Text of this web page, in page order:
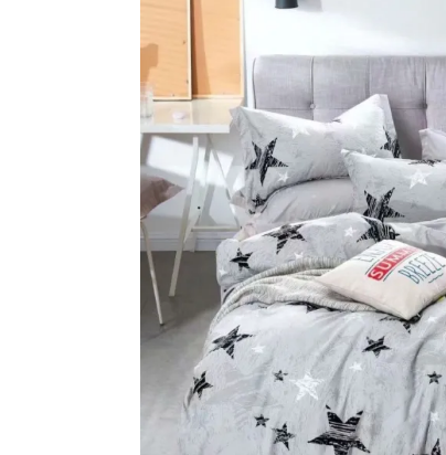
Lenjerii de pat Bumbac Poplin
Lenjerii de pat Catifea
Lenjerii de pat Damasc
Lenjerii de pat Finet + 2 Draperii
Lenjerii de pat Finet cu PLIURI
Lenjerii de pat finet Home
Lenjerii de pat Saten 4 piese cu